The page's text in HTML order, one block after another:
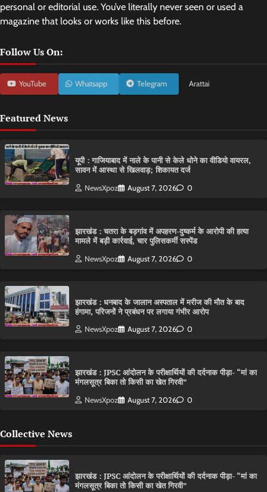
personal or editorial use. You’ve literally never seen or used a
magazine that looks or works like this before.
Follow Us On:
YouTube Whatsapp Telegram Arattai
Featured News
यूपी : गाजियाबाद में नाले के पानी से केले धोने का वीडियो वायरल,
सावन में आस्था से खिलवाड़; शिकायत दर्ज
NewsXpoz August 7, 2026 0
झारखंड : चतरा के बड़गांव में अपहरण-दुष्कर्म के आरोपी की हत्या
मामले में बड़ी कार्रवाई, चार पुलिसकर्मी सस्पेंड
NewsXpoz August 7, 2026 0
झारखंड : धनबाद के जालान अस्पताल में मरीज की मौत के बाद
हंगामा, परिजनों ने प्रबंधन पर लगाया गंभीर आरोप
NewsXpoz August 7, 2026 0
झारखंड : JPSC आंदोलन के परीक्षार्थियों की दर्दनाक पीड़ा- “मां का
मंगलसूत्र बिका तो किसी का खेत गिरवी”
NewsXpoz August 7, 2026 0
Collective News
झारखंड : JPSC आंदोलन के परीक्षार्थियों की दर्दनाक पीड़ा- “मां का
मंगलसूत्र बिका तो किसी का खेत गिरवी”